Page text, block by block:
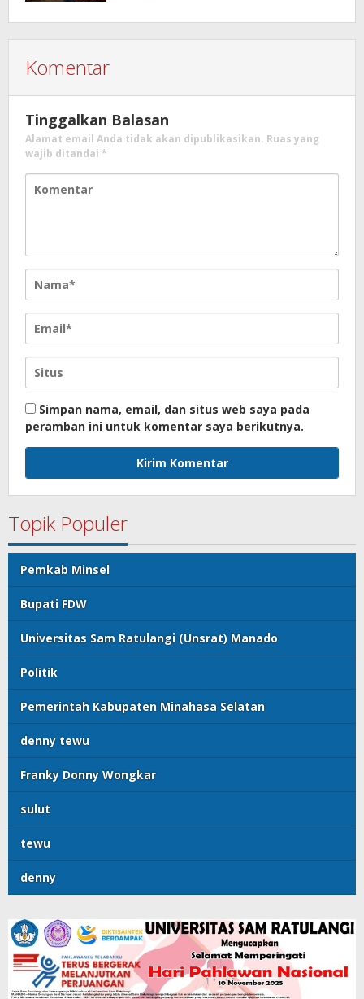
Komentar
Tinggalkan Balasan
Alamat email Anda tidak akan dipublikasikan. Ruas yang
wajib ditandai *
Simpan nama, email, dan situs web saya pada
peramban ini untuk komentar saya berikutnya.
Topik Populer
Pemkab Minsel
Bupati FDW
Universitas Sam Ratulangi (Unsrat) Manado
Politik
Pemerintah Kabupaten Minahasa Selatan
denny tewu
Franky Donny Wongkar
sulut
tewu
denny